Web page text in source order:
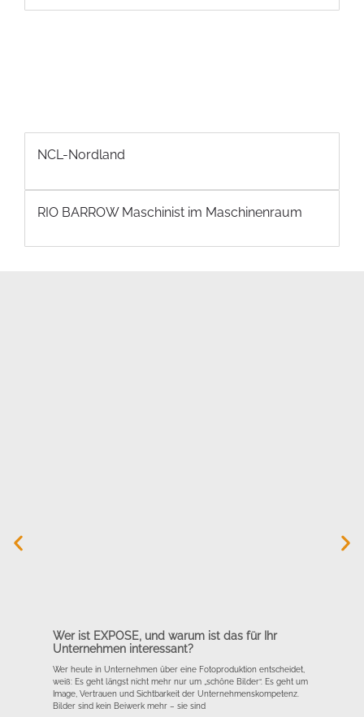
NCL-Nordland
RIO BARROW Maschinist im Maschinenraum
Wer ist EXPOSE, und warum ist das für Ihr
Unternehmen interessant?
Wer heute in Unternehmen über eine Fotoproduktion entscheidet,
weiß: Es geht längst nicht mehr nur um „schöne Bilder“. Es geht um
Image, Vertrauen und Sichtbarkeit der Unternehmenskompetenz.
Bilder sind kein Beiwerk mehr – sie sind